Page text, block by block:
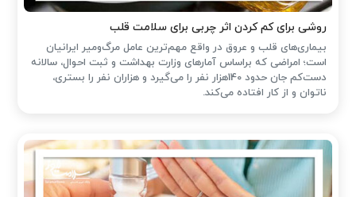
روشی برای کم کردن اثر چربی برای سلامت قلب
بیماری‌های قلب و عروق در واقع مهم‌ترین عامل مرگ‌ومیر ایرانیان
است؛ امراضی که براساس آمارهای وزارت بهداشت و ثبت احوال، سالانه
دست‌کم جان حدود 140هزار نفر را می‌گیرد و هزاران نفر را بستری،
ناتوان و از کار افتاده می‌کند.